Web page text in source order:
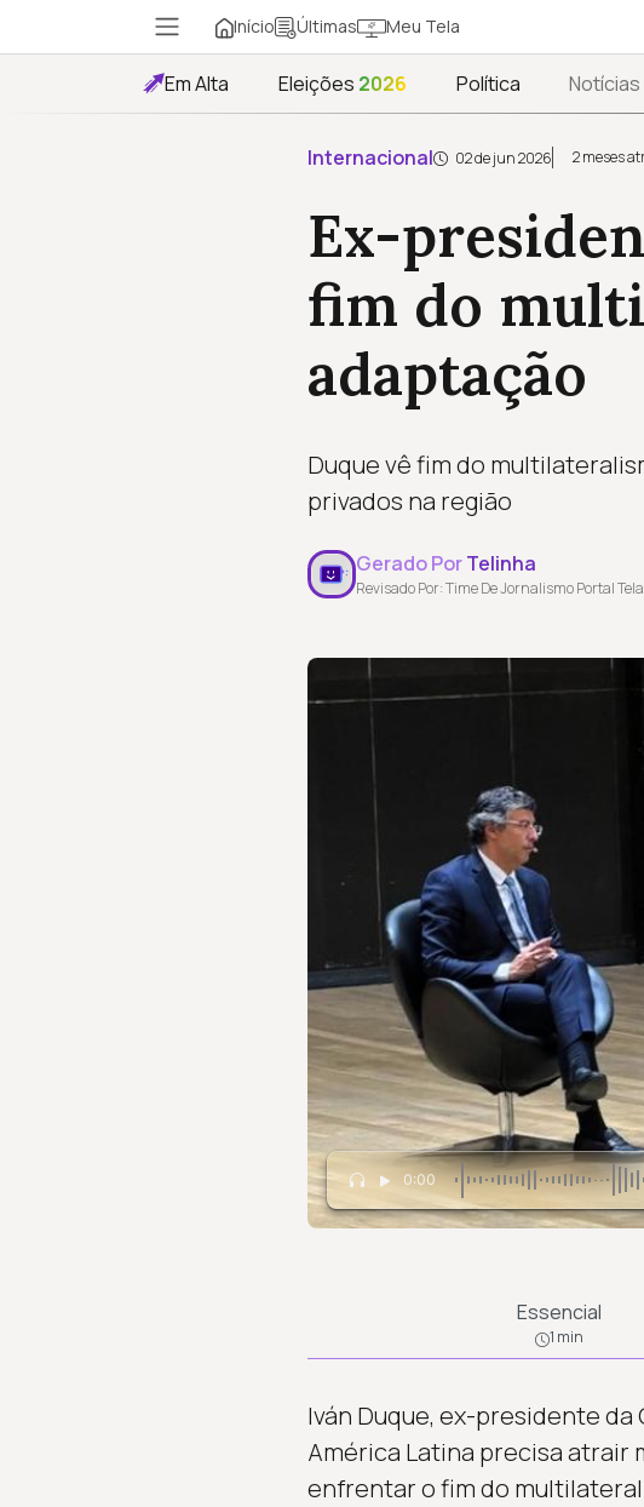
Início Últimas Meu Tela
Em Alta Eleições 2026 Política Notícias
Internacional 02 de jun 2026 2 meses
Ex-
fim do
adaptação
Duque vê fim do
privados na região
Gerado PorTelinha
Revisado Por: Time De Jornalismo Portal Tela
0:00
Essencial
1 min
Iván Duque, ex-presidente da
América Latina precisa atrair
enfrentar o fim do